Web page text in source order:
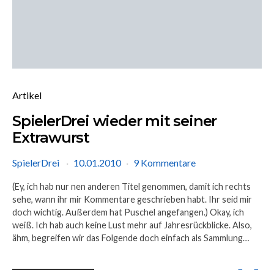
Artikel
SpielerDrei wieder mit seiner
Extrawurst
SpielerDrei 10.01.2010 9 Kommentare
(Ey, ich hab nur nen anderen Titel genommen, damit ich rechts
sehe, wann ihr mir Kommentare geschrieben habt. Ihr seid mir
doch wichtig. Außerdem hat Puschel angefangen.) Okay, ich
weiß. Ich hab auch keine Lust mehr auf Jahresrückblicke. Also,
ähm, begreifen wir das Folgende doch einfach als Sammlung…